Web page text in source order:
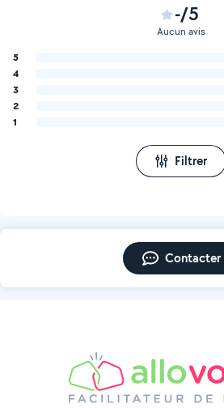
-/5
Aucun avis
5
4
3
2
1
Filtrer
Contacter